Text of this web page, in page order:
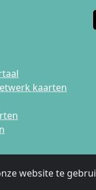
kaarten
website te